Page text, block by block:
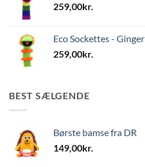
259,00kr.
Eco Sockettes - Ginger
259,00kr.
BEST SÆLGENDE
Børste bamse fra DR
149,00kr.